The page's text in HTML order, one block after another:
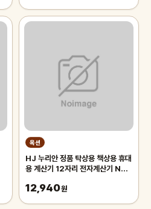
옥션
HJ 누리안 정품 탁상용 책상용 휴대
용 계산기 12자리 전자계산기 NR-
12,940원